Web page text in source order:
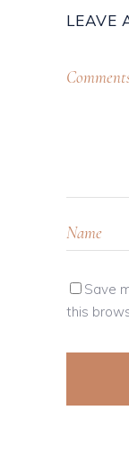
LEAVE
Save
this